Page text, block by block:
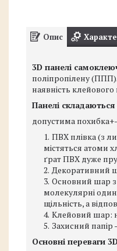
Опис
3D панелі
поліпропілену
наявність
Панелі
допустима
ПВХ плівка (з
містяться атоми
ґрат ПВХ дуже
Декоративний
Основний шар з
молекулярні
щільність, а
Клейовий шар:
Захисний папір
Основні переваги